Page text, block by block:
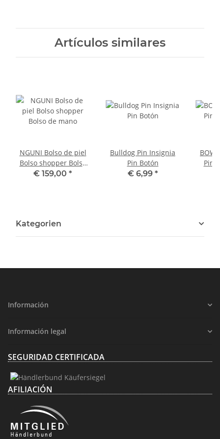
Artículos similares
NGUNI Bolso de piel
Bolso shopper Bolso
de mano
€ 159,00 *
Bulldog Pin Insignia
Pin Botón
€ 6,99 *
Pin
Kategorien
Información
Información legal
SEGURIDAD CERTIFICADA
AFILIACIÓN